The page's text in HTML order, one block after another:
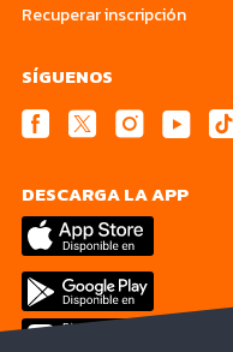
Recuperar inscripción
SÍGUENOS
DESCARGA LA APP